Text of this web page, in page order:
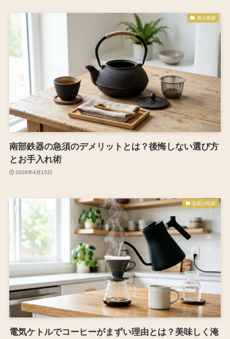
食の基礎
南部鉄器の急須のデメリットとは？後悔しない選び方
とお手入れ術
2026年4月15日
食器の知識
電気ケトルでコーヒーがまずい理由とは？美味しく淹